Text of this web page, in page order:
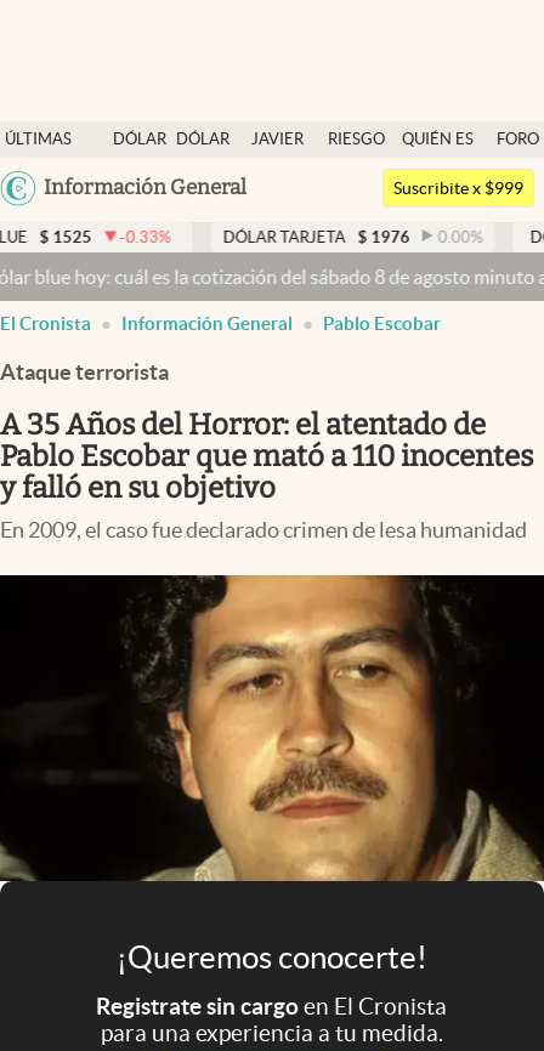
ÚLTIMAS
NOTICIAS
DÓLAR
DÓLAR
JAVIER
RIESGO
QUIÉN ES
QUIÉN
FORO
Argentina
México
Información General
Dólar
Members
Economía y Política
Finanzas y Mercados
Mercados Online
Negocios
Columnistas
Otras secciones
Eventos Corporativos
abre en nueva pestaña
Suscribite x $999
-0.33% DÓLAR TARJETA $ 1976 0.00 % DÓLAR MEP $
es la cotización del sábado 8 de agosto minuto a minuto
El Cronista Información General Pablo Escobar
Ataque terrorista
A 35 Años del Horror: el atentado de
Pablo Escobar que mató a 110 inocentes
y falló en su objetivo
En 2009, el caso fue declarado crimen de lesa humanidad
¡Queremos conocerte!
Registrate sin cargoen El Cronista
para una experiencia a tu medida.